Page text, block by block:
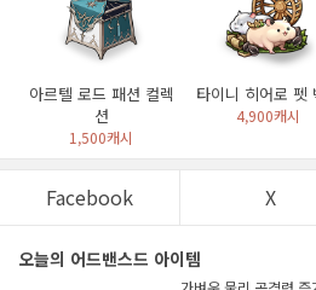
아르텔 로드 패션 컬렉
션
1,500캐시
타이니 히어로 펫
4,900캐시
Facebook X
오늘의 어드밴스드 아이템